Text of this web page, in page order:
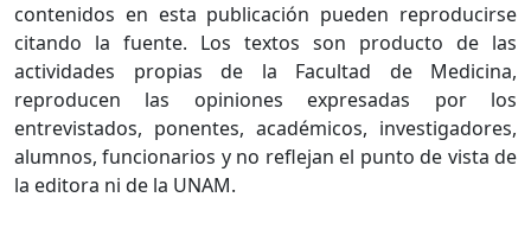
contenidos en esta publicación pueden reproducirse
citando la fuente. Los textos son producto de las
actividades propias de la Facultad de Medicina,
reproducen las opiniones expresadas por los
entrevistados, ponentes, académicos, investigadores,
alumnos, funcionarios y no reflejan el punto de vista de
la editora ni de la UNAM.